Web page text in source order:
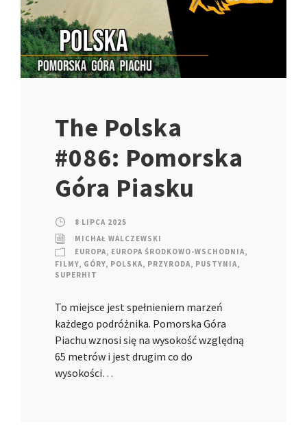
The Polska
#086: Pomorska
Góra Piasku
8 LIPCA 2025
MICHAŁ WALCZEWSKI
EUROPA, EUROPA ŚRODKOWO-WSCHODNIA,
FILMY, GÓRY, POLSKA, PRZYRODA, PUSTYNIA,
SUPERHIT
To miejsce jest spełnieniem marzeń
każdego podróżnika. Pomorska Góra
Piachu wznosi się na wysokość względną
65 metrów i jest drugim co do
wysokości…